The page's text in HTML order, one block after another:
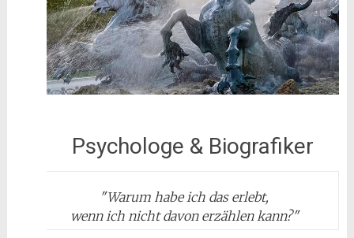
Psychologe & Biografiker
"Warum habe ich das erlebt,
wenn ich nicht davon erzählen kann?"